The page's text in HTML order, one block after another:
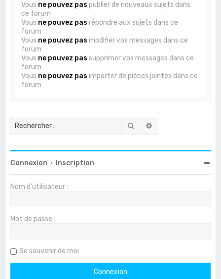
Vous ne pouvez pas publier de nouveaux sujets dans
ce forum
Vous ne pouvez pas répondre aux sujets dans ce
forum
Vous ne pouvez pas modifier vos messages dans ce
forum
Vous ne pouvez pas supprimer vos messages dans ce
forum
Vous ne pouvez pas importer de pièces jointes dans ce
forum
Rechercher
Connexion • Inscription
Nom d’utilisateur :
Mot de passe :
Se souvenir de moi